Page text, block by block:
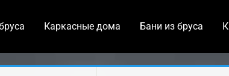
Каркасные дома Бани из бруса